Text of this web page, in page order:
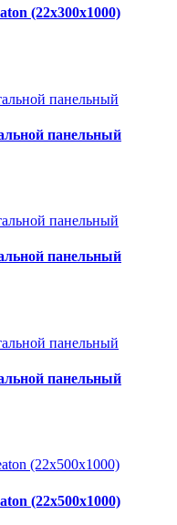
(22х300х1000)
панельный
панельный
панельный
(22х500х1000)